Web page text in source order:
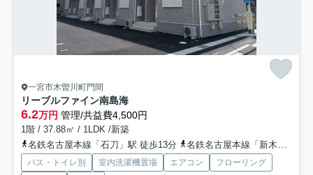
一宮市木曽川町門間
リーブルファイン南島海
6.2万円 管理/共益費4,500円
1階 / 37.88㎡ / 1LDK /新築
名鉄名古屋本線「石刀」駅 徒歩13分
名鉄名古屋本線「新木曽川」駅 徒歩24分
バス・トイレ別 室内洗濯機置場 エアコン
フローリング